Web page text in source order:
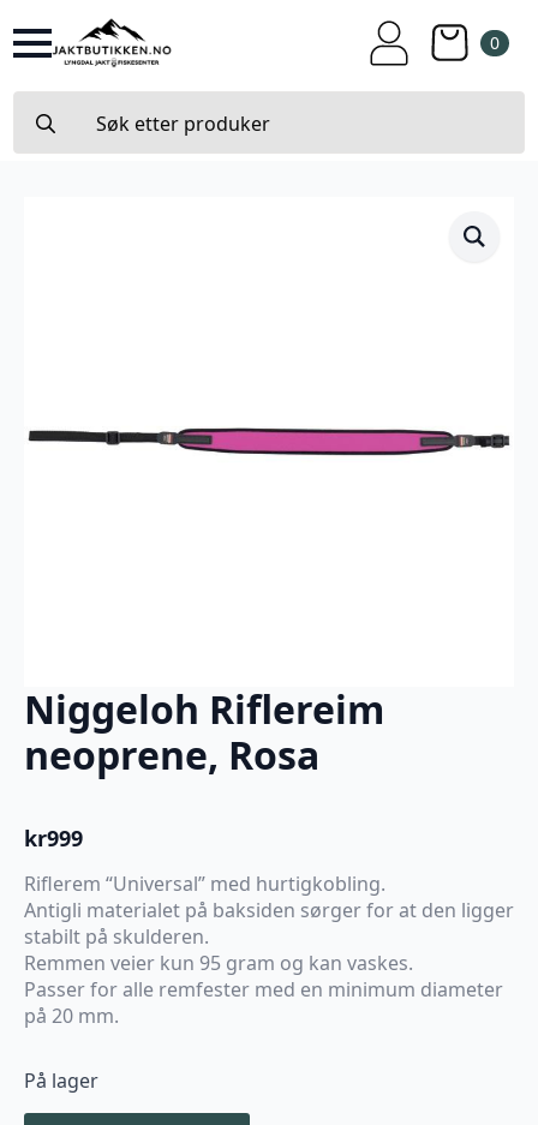
0
for:
Niggeloh Riflereim
neoprene, Rosa
kr999
Riflerem “Universal” med hurtigkobling.
Antigli materialet på baksiden sørger for at den ligger
stabilt på skulderen.
Remmen veier kun 95 gram og kan vaskes.
Passer for alle remfester med en minimum diameter
på 20 mm.
På lager